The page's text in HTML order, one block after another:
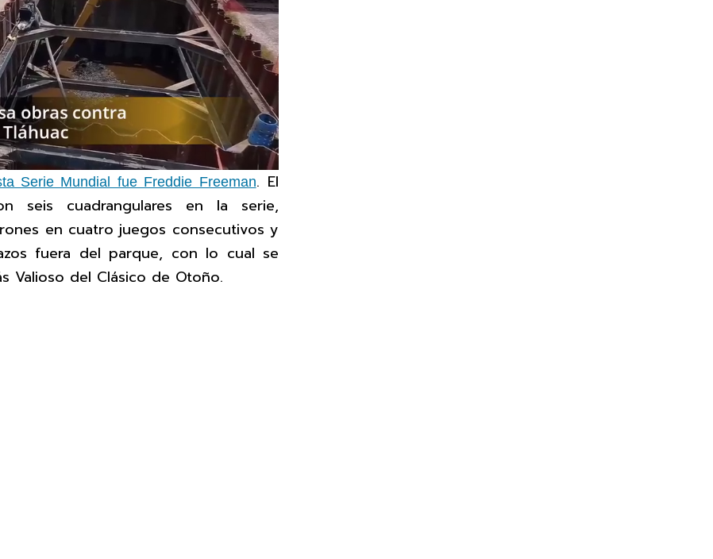
Serie Mundial fue Freddie Freeman. El
seis cuadrangulares en la serie,
en cuatro juegos consecutivos y
fuera del parque, con lo cual se
Valioso del Clásico de Otoño.